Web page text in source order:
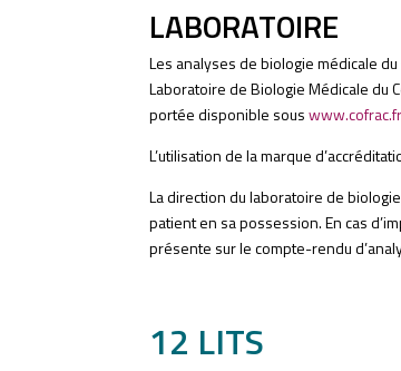
LABORATOIRE
Les analyses de biologie médicale
Laboratoire de Biologie Médicale du
portée disponible sous
L’utilisation de la marque
La direction du laboratoire de
patient en sa possession. En cas
présente sur le compte-rendu
12 LITS